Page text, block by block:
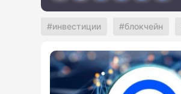
инвестиции блокчейн